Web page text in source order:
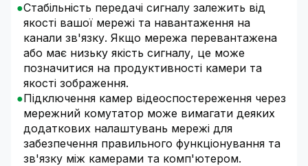
Стабільність передачі сигналу залежить від
якості вашої мережі та навантаження на
канали зв'язку. Якщо мережа перевантажена
або має низьку якість сигналу, це може
позначитися на продуктивності камери та
якості зображення.
Підключення камер відеоспостереження через
мережний комутатор може вимагати деяких
додаткових налаштувань мережі для
забезпечення правильного функціонування та
зв'язку між камерами та комп'ютером.